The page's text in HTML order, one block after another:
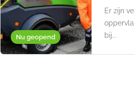
Nu geopend
Er zijn
bij...